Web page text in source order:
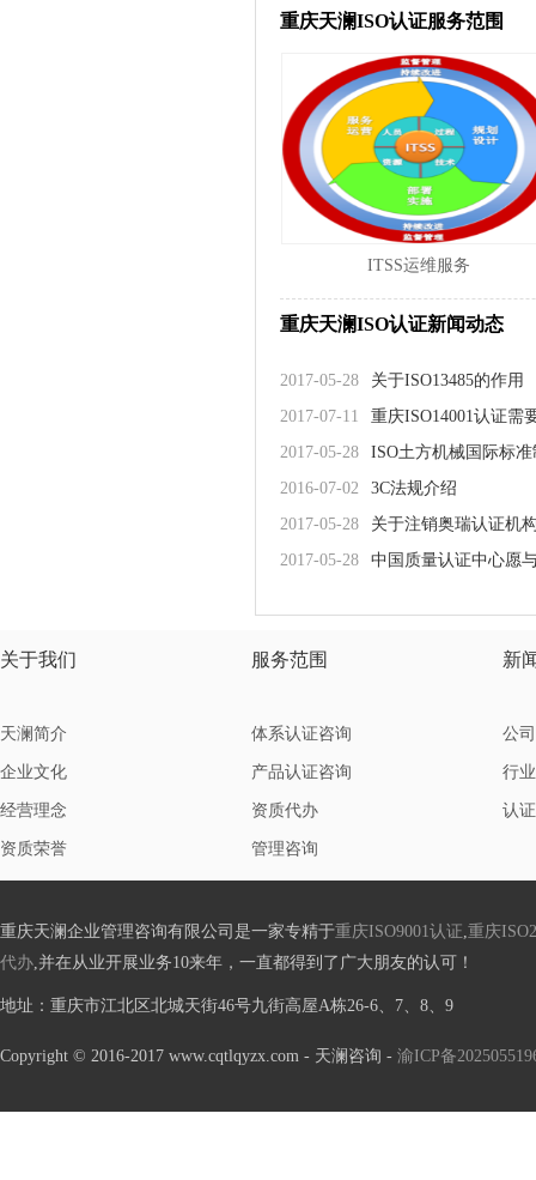
重庆天澜ISO认证服务范围
ITSS运维服务
重庆天澜ISO认证新闻动态
2017-05-28
关于ISO13485的作用
2017-07-11
重庆ISO14001认证需
2017-05-28
ISO土方机械国际标
2016-07-02
3C法规介绍
2017-05-28
关于注销奥瑞认证机
2017-05-28
中国质量认证中心愿
关于我们
天澜简介
企业文化
经营理念
资质荣誉
服务范围
体系认证咨询
产品认证咨询
资质代办
管理咨询
新
公
行
认
重庆天澜企业管理咨询有限公司是一家专精于重庆ISO9001认证,重庆
代办,并在从业开展业务10来年，一直都得到了广大朋友的认可！
地址 ：重庆市江北区北城天街46号九街高屋A栋26-6、7、8、9
Copyright © 2016-2017 www.cqtlqyzx.com - 天澜咨询 - 渝ICP备